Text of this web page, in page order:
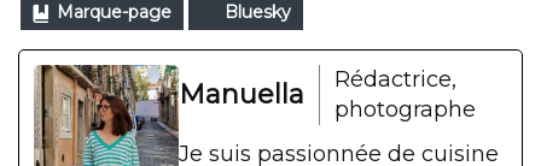
Marque-page
Bluesky
Manuella
Rédactrice,
photographe
Je suis passionnée de cuisine